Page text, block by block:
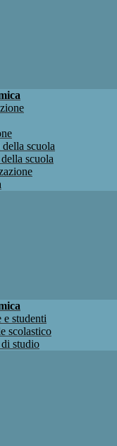
scuola
scuola
e studenti
scolastico
studio